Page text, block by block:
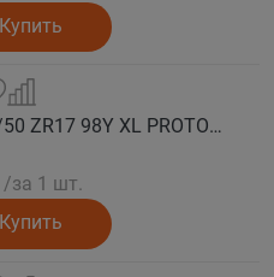
Купить
DAVANTI Автошина 225/50 ZR17 98Y XL PROTOURA SPORT RPR лето
/за 1 шт.
Купить